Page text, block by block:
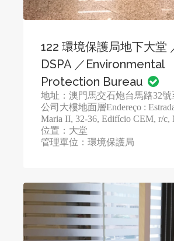
122 環境保護局地下大堂
DSPA ／Environmental
Protection Bureau
地址：澳門馬交石炮台馬路32號
公司大樓地面層Endereço :
Maria II, 32-36, Edifício CEM, r/c,
位置：大堂
管理單位：環境保護局